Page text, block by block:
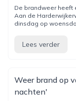
De brandweer heeft
Aan de
dinsdag op
Lees verder
Weer brand op
nachten'